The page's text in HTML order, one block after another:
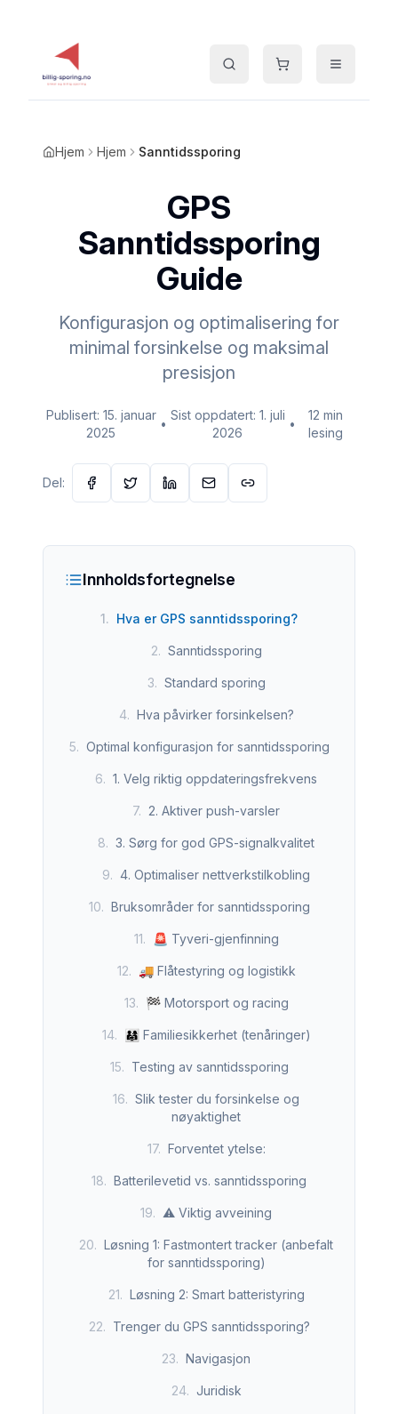
Hjem Hjem Sanntidssporing
GPS
Sanntidssporing
Guide
Konfigurasjon og optimalisering for
minimal forsinkelse og maksimal
presisjon
Publisert: 15. januar
2025
•
Sist oppdatert: 1. juli
2026
•
12 min
lesing
Del:
Innholdsfortegnelse
1. Hva er GPS sanntidssporing?
2. Sanntidssporing
3. Standard sporing
4. Hva påvirker forsinkelsen?
5. Optimal konfigurasjon for sanntidssporing
6. 1. Velg riktig oppdateringsfrekvens
7. 2. Aktiver push-varsler
8. 3. Sørg for god GPS-signalkvalitet
9. 4. Optimaliser nettverkstilkobling
10. Bruksområder for sanntidssporing
11. 🚨 Tyveri-gjenfinning
12. 🚚 Flåtestyring og logistikk
13. 🏁 Motorsport og racing
14. 👨‍👩‍👧 Familiesikkerhet (tenåringer)
15. Testing av sanntidssporing
16. Slik tester du forsinkelse og
nøyaktighet
17. Forventet ytelse:
18. Batterilevetid vs. sanntidssporing
19. ⚠️ Viktig avveining
20. Løsning 1: Fastmontert tracker (anbefalt
for sanntidssporing)
21. Løsning 2: Smart batteristyring
22. Trenger du GPS sanntidssporing?
23. Navigasjon
24. Juridisk